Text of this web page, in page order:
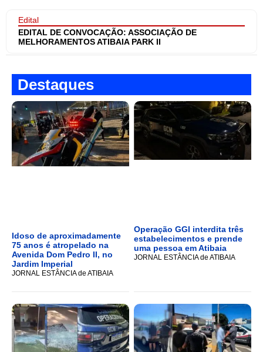
Edital
EDITAL DE CONVOCAÇÃO: ASSOCIAÇÃO DE
MELHORAMENTOS ATIBAIA PARK II
Destaques
Idoso de aproximadamente
75 anos é atropelado na
Avenida Dom Pedro II, no
Jardim Imperial
JORNAL ESTÂNCIA de ATIBAIA
Operação GGI interdita três
estabelecimentos e prende
uma pessoa em Atibaia
JORNAL ESTÂNCIA de ATIBAIA